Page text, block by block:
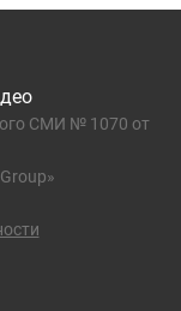
СМИ № 1070 от